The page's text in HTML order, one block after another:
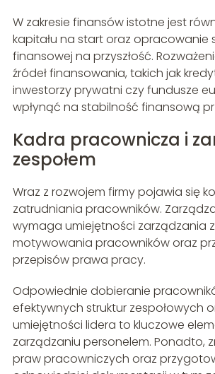
W zakresie finansów istotne jest
kapitału na start oraz opracowanie
finansowej na przyszłość.
źródeł finansowania, takich jak
inwestorzy prywatni czy fundusze
wpłynąć na stabilność finansową
Kadra pracownicza i
zespołem
Wraz z rozwojem firmy pojawia się
zatrudniania pracowników.
wymaga umiejętności zarządzania
motywowania pracowników oraz
przepisów prawa pracy.
Odpowiednie dobieranie
efektywnych struktur zespołowych
umiejętności lidera to kluczowe
zarządzaniu personelem. Ponadto,
praw pracowniczych oraz